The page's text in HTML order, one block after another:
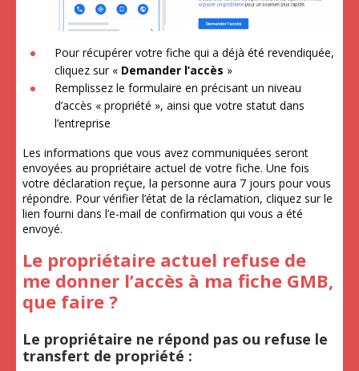
Pour récupérer votre fiche qui a déjà été revendiquée,
cliquez sur « Demander l’accès »
Remplissez le formulaire en précisant un niveau
d’accès « propriété », ainsi que votre statut dans
l’entreprise
Les informations que vous avez communiquées seront
envoyées au propriétaire actuel de votre fiche. Une fois
votre déclaration reçue, la personne aura 7 jours pour vous
répondre. Pour vérifier l’état de la réclamation, cliquez sur le
lien fourni dans l’e-mail de confirmation qui vous a été
envoyé.
Le propriétaire actuel refuse de
me donner l’accès à ma fiche GMB,
que faire ?
Le propriétaire ne répond pas ou refuse le
transfert de propriété :